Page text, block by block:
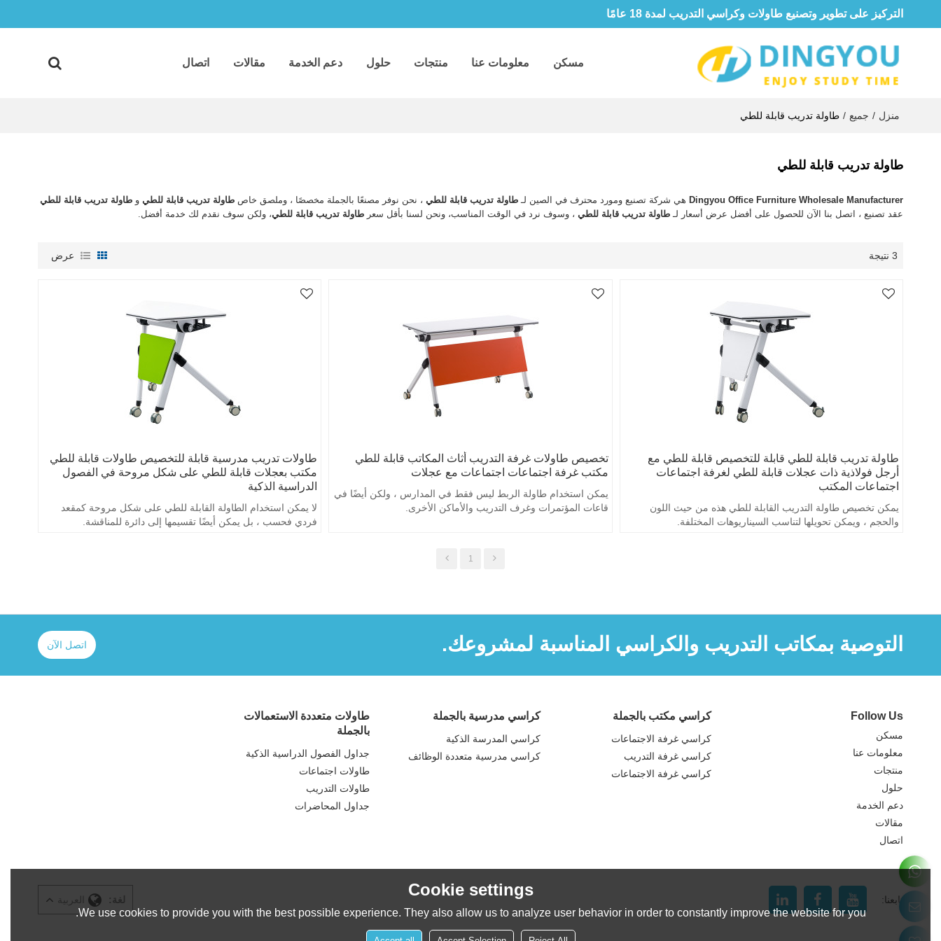
التركيز على تطوير وتصنيع طاولات وكراسي التدريب لمدة 18 عامًا
مسكن معلومات عنا منتجات حلول دعم الخدمة مقالات اتصال
منزل / جميع / طاولة تدريب قابلة للطي
طاولة تدريب قابلة للطي
Dingyou Office Furniture Wholesale Manufacturer هي شركة تصنيع ومورد محترف في الصين لـ طاولة تدريب قابلة للطي، نحن نوفر مصنعًا بالجملة مخصصًا ، وملصق خاص طاولة تدريب قابلة للطيو طاولة تدريب قابلة للطي
عقد تصنيع ، اتصل بنا الآن للحصول على أفضل عرض أسعار لـ طاولة تدريب قابلة للطي، وسوف نرد في الوقت المناسب، ونحن لسنا بأقل سعر طاولة تدريب قابلة للطي، ولكن سوف نقدم لك خدمة أفضل.
3 نتيجة عرض
طاولة تدريب قابلة للطي قابلة للتخصيص قابلة للطي مع
أرجل فولاذية ذات عجلات قابلة للطي لغرفة اجتماعات
اجتماعات المكتب
يمكن تخصيص طاولة التدريب القابلة للطي هذه من حيث اللون
والحجم ، ويمكن تحويلها لتناسب السيناريوهات المختلفة.
تخصيص طاولات غرفة التدريب أثاث المكاتب قابلة للطي
مكتب غرفة اجتماعات اجتماعات مع عجلات
يمكن استخدام طاولة الربط ليس فقط في المدارس ، ولكن أيضًا في
قاعات المؤتمرات وغرف التدريب والأماكن الأخرى.
طاولات تدريب مدرسية قابلة للتخصيص طاولات قابلة للطي
مكتب بعجلات قابلة للطي على شكل مروحة في الفصول
الدراسية الذكية
لا يمكن استخدام الطاولة القابلة للطي على شكل مروحة كمقعد
فردي فحسب ، بل يمكن أيضًا تقسيمها إلى دائرة للمناقشة.
1
التوصية بمكاتب التدريب والكراسي المناسبة لمشروعك. اتصل الآن
Follow Us
مسكن
معلومات عنا
منتجات
حلول
دعم الخدمة
مقالات
اتصال
كراسي مكتب بالجملة
كراسي غرفة الاجتماعات
كراسي غرفة التدريب
كراسي غرفة الاجتماعات
كراسي مدرسية بالجملة
كراسي المدرسة الذكية
كراسي مدرسية متعددة الوظائف
طاولات متعددة الاستعمالات
بالجملة
جداول الفصول الدراسية الذكية
طاولات اجتماعات
طاولات التدريب
جداول المحاضرات
تابعنا: لغة: العربية
Cookie settings
We use cookies to provide you with the best possible experience. They also allow us to analyze user behavior in order to constantly improve the website for you.